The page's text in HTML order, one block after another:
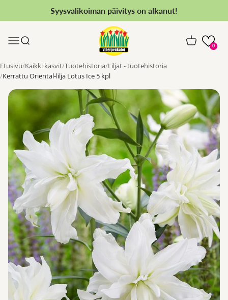
Siirry sisältöönSyysvalikoiman päivitys on alkanut!
Valikko
Haku
Viherpeukalot.fi
Ostoskori
0
Etusivu Kaikki kasvit Tuotehistoria Liljat - tuotehistoria
Kerrattu Oriental-lilja Lotus Ice 5 kpl